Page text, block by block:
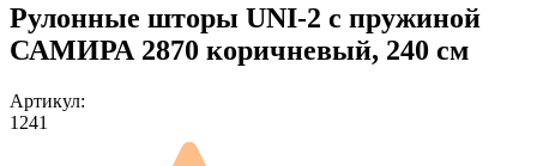
Рулонные шторы UNI-2 с пружиной
САМИРА 2870 коричневый, 240 см
Артикул:
1241